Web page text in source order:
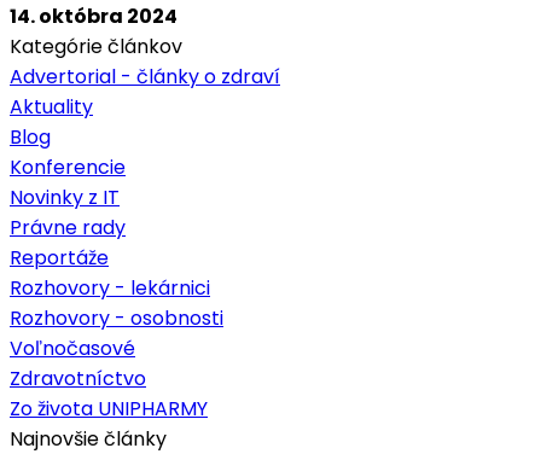
14. októbra 2024
Kategórie článkov
Advertorial - články o zdraví
Aktuality
Blog
Konferencie
Novinky z IT
Právne rady
Reportáže
Rozhovory - lekárnici
Rozhovory - osobnosti
Voľnočasové
Zdravotníctvo
Zo života UNIPHARMY
Najnovšie články